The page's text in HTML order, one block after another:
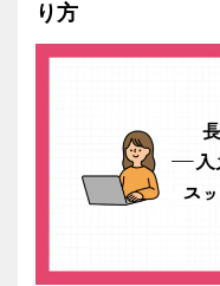
り方